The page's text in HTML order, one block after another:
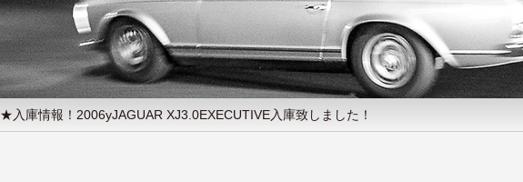
★入庫情報！2006yJAGUAR XJ3.0EXECUTIVE入庫致しました！